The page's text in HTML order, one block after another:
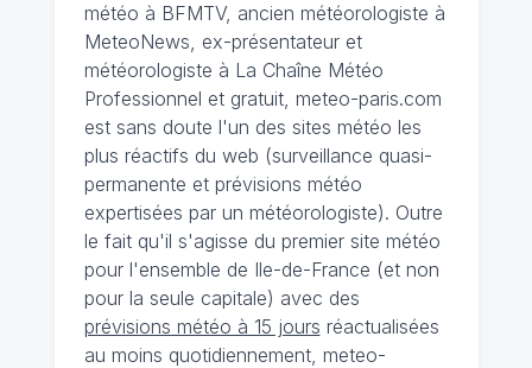
météo à BFMTV, ancien météorologiste à
MeteoNews, ex-présentateur et
météorologiste à La Chaîne Météo
Professionnel et gratuit, meteo-paris.com
est sans doute l'un des sites météo les
plus réactifs du web (surveillance quasi-
permanente et prévisions météo
expertisées par un météorologiste). Outre
le fait qu'il s'agisse du premier site météo
pour l'ensemble de Ile-de-France (et non
pour la seule capitale) avec des
prévisions météo à 15 jours réactualisées
au moins quotidiennement, meteo-